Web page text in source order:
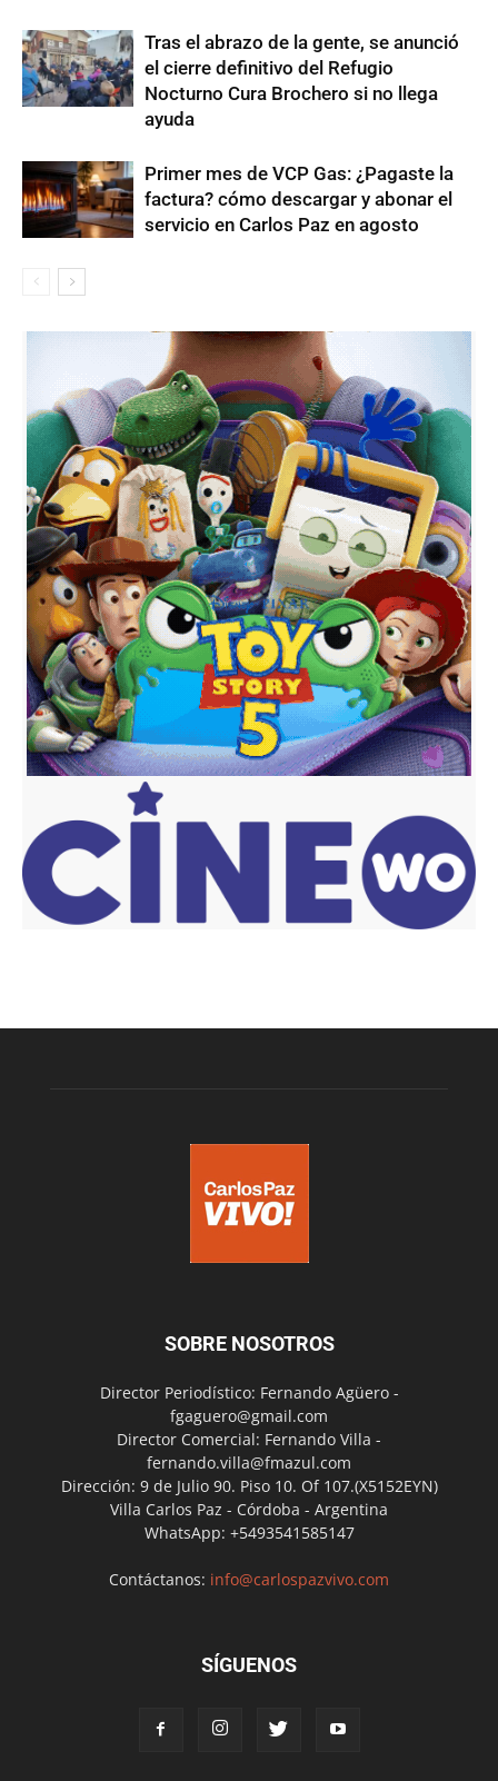
Tras el abrazo de la gente, se anunció
el cierre definitivo del Refugio
Nocturno Cura Brochero si no llega
ayuda
Primer mes de VCP Gas: ¿Pagaste la
factura? cómo descargar y abonar el
servicio en Carlos Paz en agosto
SOBRE NOSOTROS
Director Periodístico: Fernando Agüero -
fgaguero@gmail.com
Director Comercial: Fernando Villa -
fernando.villa@fmazul.com
Dirección: 9 de Julio 90. Piso 10. Of 107.(X5152EYN)
Villa Carlos Paz - Córdoba - Argentina
WhatsApp: +5493541585147
Contáctanos: info@carlospazvivo.com
SÍGUENOS